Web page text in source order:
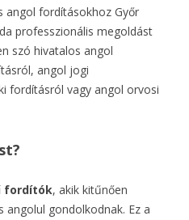
angol fordításokhoz Győr
professzionális megoldást
szó hivatalos angol
angol jogi
fordításról vagy angol orvosi
fordítók, akik kitűnően
angolul gondolkodnak. Ez a